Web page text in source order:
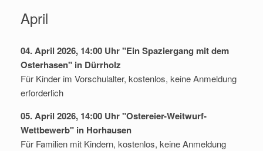
April
04. April 2026, 14:00 Uhr "Ein Spaziergang mit dem
Osterhasen" in Dürrholz
Für Kinder im Vorschulalter, kostenlos, keine Anmeldung
erforderlich
05. April 2026, 14:00 Uhr "Ostereier-Weitwurf-
Wettbewerb" in Horhausen
Für Familien mit Kindern, kostenlos, keine Anmeldung